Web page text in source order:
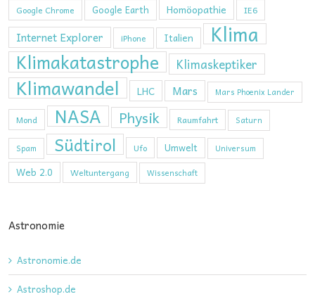
Google Chrome Google Earth Homöopathie IE6
Internet Explorer iPhone Italien Klima
Klimakatastrophe Klimaskeptiker
Klimawandel LHC Mars Mars Phoenix Lander
Mond NASA Physik Raumfahrt Saturn
Spam Südtirol Ufo Umwelt Universum
Web 2.0 Weltuntergang Wissenschaft
Astronomie
Astronomie.de
Astroshop.de